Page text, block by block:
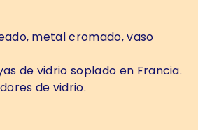
metal cromado, vaso
de vidrio soplado en Francia.
de vidrio.